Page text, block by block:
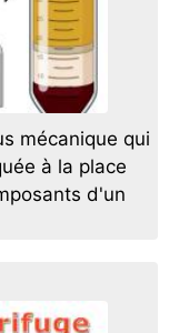
mécanique qui
à la place
d'un